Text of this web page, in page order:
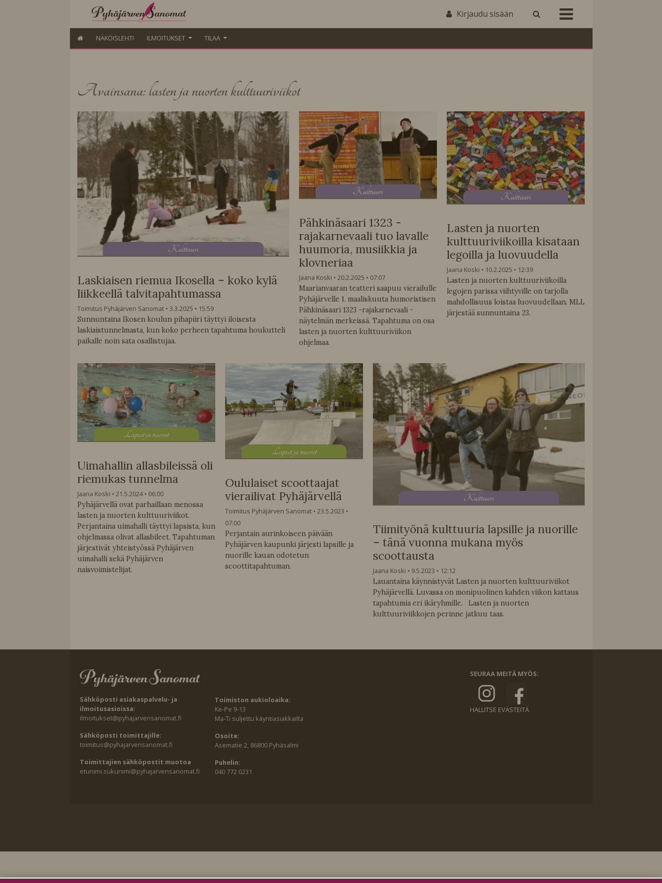
Kirjaudu sisään
NÄKÖISLEHTI ILMOITUKSET TILAA
Avainsana: lasten ja nuorten kulttuuriviikot
Kulttuuri
Laskiaisen riemua Ikosella – koko kylä
liikkeellä talvitapahtumassa
Toimitus Pyhäjärven Sanomat 3.3.2025
15:59
Sunnuntaina Ikosen koulun pihapiiri täyttyi iloisesta
laskiaistunnelmasta, kun koko perheen tapahtuma houkutteli
paikalle noin sata osallistujaa.
Kulttuuri
Pähkinäsaari 1323 -
rajakarnevaali tuo lavalle
huumoria, musiikkia ja
klovneriaa
Jaana Koski 20.2.2025
07:07
Maarianvaaran teatteri saapuu vierailulle
Pyhäjärvelle 1. maaliskuuta humoristisen
Pähkinäsaari 1323 -rajakarnevaali -
näytelmän merkeissä. Tapahtuma on osa
lasten ja nuorten kulttuuriviikon
ohjelmaa.
Kulttuuri
Lasten ja nuorten
kulttuuriviikoilla kisataan
legoilla ja luovuudella
Jaana Koski 10.2.2025
12:39
Lasten ja nuorten kulttuuriviikoilla
legojen parissa viihtyville on tarjolla
mahdollisuus loistaa luovuudellaan. MLL
järjestää sunnuntaina 23.
Lapset ja nuoret
Uimahallin allasbileissä oli
riemukas tunnelma
Jaana Koski 21.5.2024
06:00
Pyhäjärvellä ovat parhaillaan menossa
lasten ja nuorten kulttuuriviikot.
Perjantaina uimahalli täyttyi lapsista, kun
ohjelmassa olivat allasbileet. Tapahtuman
järjestivät yhteistyössä Pyhäjärven
uimahalli sekä Pyhäjärven
naisvoimistelijat.
Lapset ja nuoret
Oululaiset scoottaajat
vierailivat Pyhäjärvellä
Toimitus Pyhäjärven Sanomat
23.5.2023
07:00
Perjantain aurinkoiseen päivään
Pyhäjärven kaupunki järjesti lapsille ja
nuorille kauan odotetun
scoottitapahtuman.
Kulttuuri
Tiimityönä kulttuuria lapsille ja nuorille
– tänä vuonna mukana myös
scoottausta
Jaana Koski 9.5.2023
12:12
Lauantaina käynnistyvät Lasten ja nuorten kulttuuriviikot
Pyhäjärvellä. Luvassa on monipuolinen kahden viikon kattaus
tapahtumia eri ikäryhmille. Lasten ja nuorten
kulttuuriviikkojen perinne jatkuu taas.
Sähköposti asiakaspalvelu- ja
ilmoitusasioissa:
ilmoitukset@pyhajarvensanomat.fi
Sähköposti toimittajille:
toimitus@pyhajarvensanomat.fi
Toimittajien sähköpostit muotoa
etunimi.sukunimi@pyhajarvensanomat.fi
Toimiston aukioloaika:
Ke-Pe 9-13
Ma-Ti suljettu käyntiasiakkailta
Osoite:
Asematie 2, 86800 Pyhäsalmi
Puhelin:
040 772 0231
SEURAA MEITÄ MYÖS:
HALLITSE EVÄSTEITÄ